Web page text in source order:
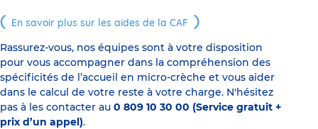
En savoir plus sur les aides de la CAF
Rassurez-vous, nos équipes sont à votre disposition
pour vous accompagner dans la compréhension des
spécificités de l’accueil en micro-crèche et vous aider
dans le calcul de votre reste à votre charge. N'hésitez
pas à les contacter au 0 809 10 30 00 (Service gratuit +
prix d’un appel).